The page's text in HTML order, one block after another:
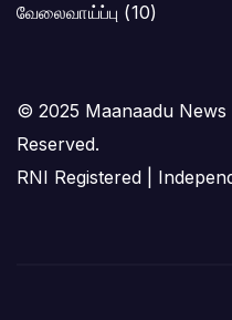
வேலைவாய்ப்பு (10)
© 2025 Maanaadu News
Reserved.
RNI Registered |